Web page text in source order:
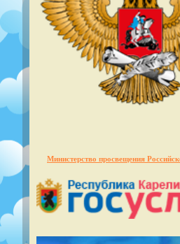
Министерство просвещения